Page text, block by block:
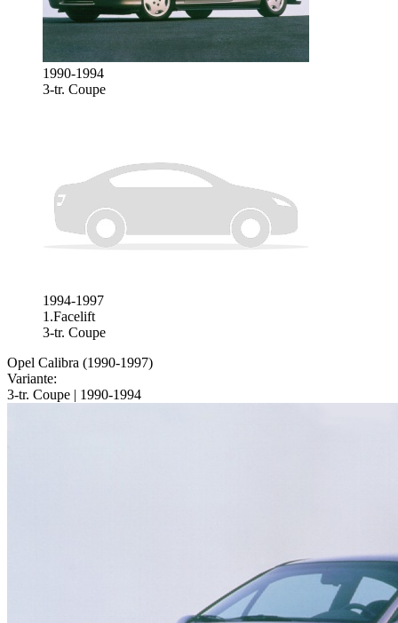
1990-1994
3-tr. Coupe
1994-1997
1.Facelift
3-tr. Coupe
Opel Calibra (1990-1997)
Variante:
3-tr. Coupe | 1990-1994